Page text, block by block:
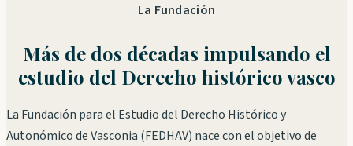
La Fundación
Más de dos décadas impulsando el
estudio del Derecho histórico vasco
La Fundación para el Estudio del Derecho Histórico y
Autonómico de Vasconia (FEDHAV) nace con el objetivo de